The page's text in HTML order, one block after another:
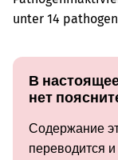
unter 14
В
нет
Содержание
переводится